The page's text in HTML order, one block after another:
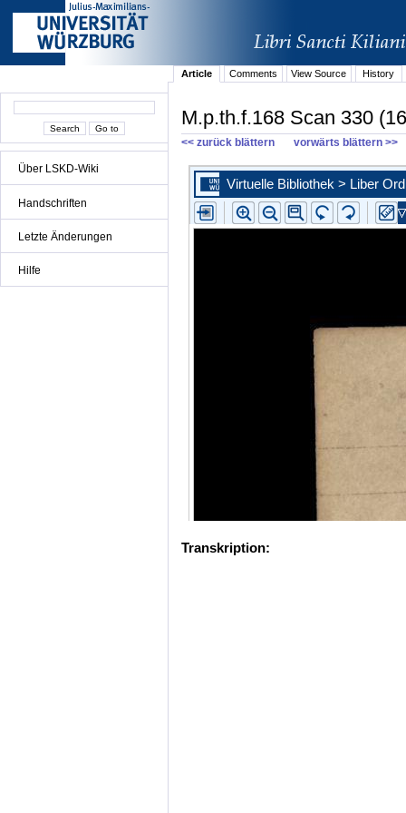
Über LSKD-Wiki
Handschriften
Letzte Änderungen
Hilfe
Article Comments View Source History
M.p.th.f.168 Scan 330
<< zurück blättern vorwärts blättern >>
Transkription: